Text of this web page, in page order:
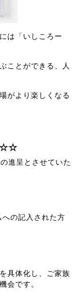
は「いしころー
ことができる、人
がより楽しくなる
進呈とさせていた
の記入された方
具体化し、ご家族
会です。